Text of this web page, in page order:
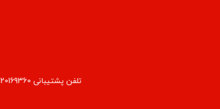
تلفن پشتیبانی 09120169360